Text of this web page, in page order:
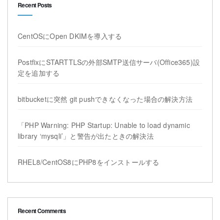
Recent Posts
CentOSにOpen DKIMを導入する
PostfixにSTARTTLSの外部SMTP送信サーバ(Office365)設
定を追加する
bitbucketに突然 git pushできなくなった場合の解決方法
「PHP Warning: PHP Startup: Unable to load dynamic
library ‘mysqli’」と警告が出たときの解決法
RHEL8/CentOS8にPHP8をインストールする
Recent Comments